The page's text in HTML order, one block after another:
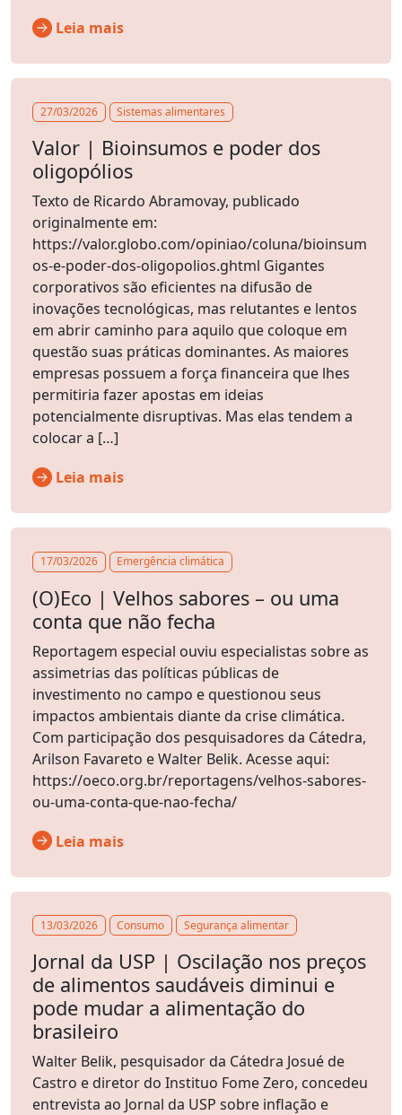
Leia mais
27/03/2026 Sistemas alimentares
Valor | Bioinsumos e poder dos
oligopólios
Texto de Ricardo Abramovay, publicado
originalmente em:
https://valor.globo.com/opiniao/coluna/bioinsum
os-e-poder-dos-oligopolios.ghtml Gigantes
corporativos são eficientes na difusão de
inovações tecnológicas, mas relutantes e lentos
em abrir caminho para aquilo que coloque em
questão suas práticas dominantes. As maiores
empresas possuem a força financeira que lhes
permitiria fazer apostas em ideias
potencialmente disruptivas. Mas elas tendem a
colocar a […]
Leia mais
17/03/2026 Emergência climática
(O)Eco | Velhos sabores – ou uma
conta que não fecha
Reportagem especial ouviu especialistas sobre as
assimetrias das políticas públicas de
investimento no campo e questionou seus
impactos ambientais diante da crise climática.
Com participação dos pesquisadores da Cátedra,
Arilson Favareto e Walter Belik. Acesse aqui:
https://oeco.org.br/reportagens/velhos-sabores-
ou-uma-conta-que-nao-fecha/
Leia mais
13/03/2026 Consumo Segurança alimentar
Jornal da USP | Oscilação nos preços
de alimentos saudáveis diminui e
pode mudar a alimentação do
brasileiro
Walter Belik, pesquisador da Cátedra Josué de
Castro e diretor do Instituo Fome Zero, concedeu
entrevista ao Jornal da USP sobre inflação e